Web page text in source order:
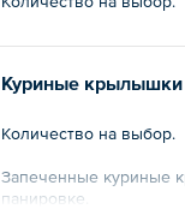
Куриные крылышки
Количество на выбор.
Запеченные куриные
панировке.